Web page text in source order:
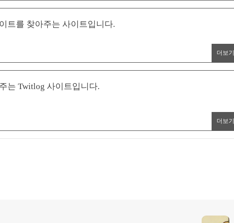
트를 찾아주는 사이트입니다.
더보기
는 Twitlog 사이트입니다.
더보기